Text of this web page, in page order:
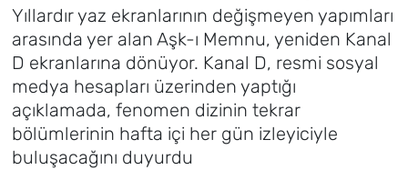
Yıllardır yaz ekranlarının değişmeyen yapımları
arasında yer alan Aşk-ı Memnu, yeniden Kanal
D ekranlarına dönüyor. Kanal D, resmi sosyal
medya hesapları üzerinden yaptığı
açıklamada, fenomen dizinin tekrar
bölümlerinin hafta içi her gün izleyiciyle
buluşacağını duyurdu
Foto Galeri
Künye
İletişim